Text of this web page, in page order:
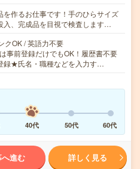
を作るお仕事です！手のひらサイズ
入、完成品を目視で検査します…
クOK / 英語力不要
事前登録だけでもOK！履歴書不要
録★氏名・職種などを入力す…
40代 50代 60代
へ進む 詳しく見る